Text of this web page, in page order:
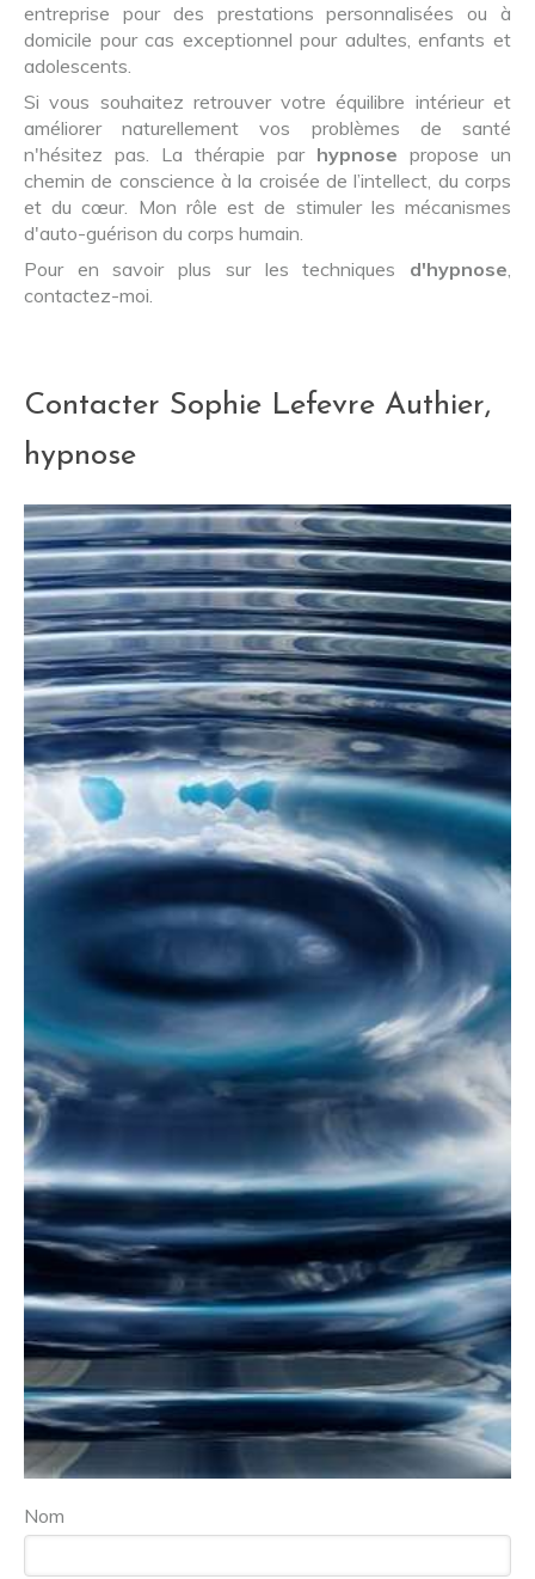
entreprise pour des prestations personnalisées ou à
domicile pour cas exceptionnel pour adultes, enfants et
adolescents.
Si vous souhaitez retrouver votre équilibre intérieur et
améliorer naturellement vos problèmes de santé
n'hésitez pas. La thérapie par hypnose propose un
chemin de conscience à la croisée de l’intellect, du corps
et du cœur. Mon rôle est de stimuler les mécanismes
d'auto-guérison du corps humain.
Pour en savoir plus sur les techniques d'hypnose,
contactez-moi.
Contacter Sophie Lefevre Authier,
hypnose
Nom